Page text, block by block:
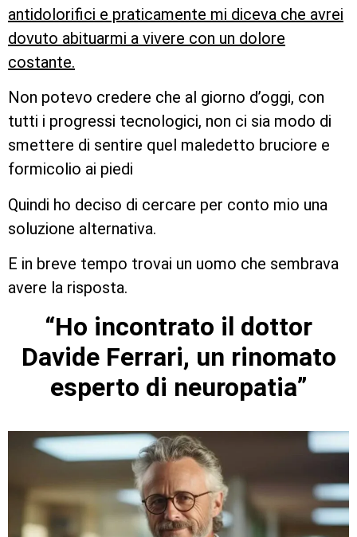
antidolorifici e praticamente mi diceva che avrei
dovuto abituarmi a vivere con un dolore
costante.
Non potevo credere che al giorno d’oggi, con
tutti i progressi tecnologici, non ci sia modo di
smettere di sentire quel maledetto bruciore e
formicolio ai piedi
Quindi ho deciso di cercare per conto mio una
soluzione alternativa.
E in breve tempo trovai un uomo che sembrava
avere la risposta.
“Ho incontrato il dottor
Davide Ferrari, un rinomato
esperto di neuropatia”